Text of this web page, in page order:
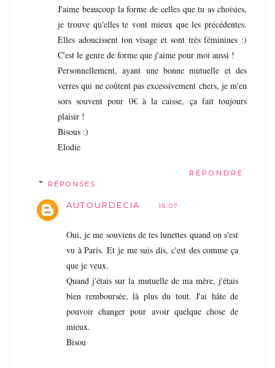
J'aime beaucoup la forme de celles que tu as choisies,
je trouve qu'elles te vont mieux que les précédentes.
Elles adoucissent ton visage et sont très féminines :)
C'est le genre de forme que j'aime pour moi aussi !
Personnellement, ayant une bonne mutuelle et des
verres qui ne coûtent pas excessivement chers, je m'en
sors souvent pour 0€ à la caisse, ça fait toujours
plaisir !
Bisous :)
Elodie
RÉPONDRE
RÉPONSES
AUTOURDECIA 15:07
Oui, je me souviens de tes lunettes quand on s'est
vu à Paris. Et je me suis dis, c'est des comme ça
que je veux.
Quand j'étais sur la mutuelle de ma mère, j'étais
bien remboursée, là plus du tout. J'ai hâte de
pouvoir changer pour avoir quelque chose de
mieux.
Bisou